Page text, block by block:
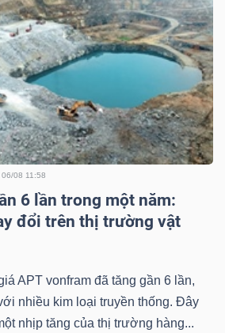
06/08 11:58
6 lần trong một năm:
đổi trên thị trường vật
APT vonfram đã tăng gần 6 lần,
nhiều kim loại truyền thống. Đây
nhịp tăng của thị trường hàng...